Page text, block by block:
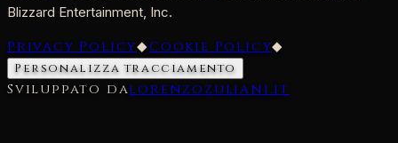
Blizzard Entertainment, Inc.
Privacy Policy◆Cookie Policy◆
Personalizza tracciamento
Sviluppato dalorenzozuliani.it